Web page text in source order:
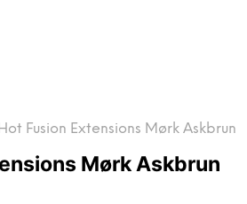
Hot Fusion Extensions Mørk Askbrun
Mørk Askbrun